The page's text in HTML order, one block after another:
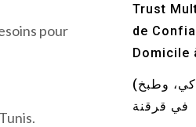
pour
Trust
de
Domicile
كي، وطبخ)
في قرقنة